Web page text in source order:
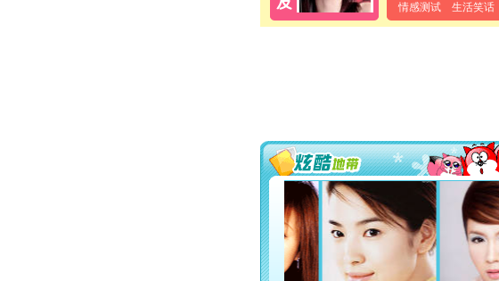
情感测试
生活笑话